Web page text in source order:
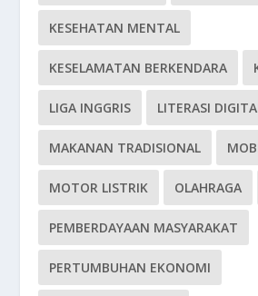
KESEHATAN MENTAL
KESELAMATAN BERKENDARA
LIGA INGGRIS LITERASI
MAKANAN TRADISIONAL
MOTOR LISTRIK OLAHRAGA
PEMBERDAYAAN MASYARAKAT
PERTUMBUHAN EKONOMI